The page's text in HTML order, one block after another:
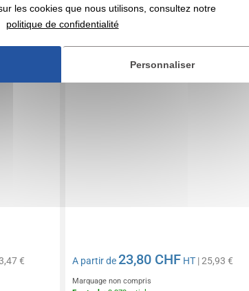
€ A partir de23,80 CHF HT| 25,93 €
Marquage non compris
les cookies que nous utilisons, consultez notre
politique de confidentialité
Personnaliser